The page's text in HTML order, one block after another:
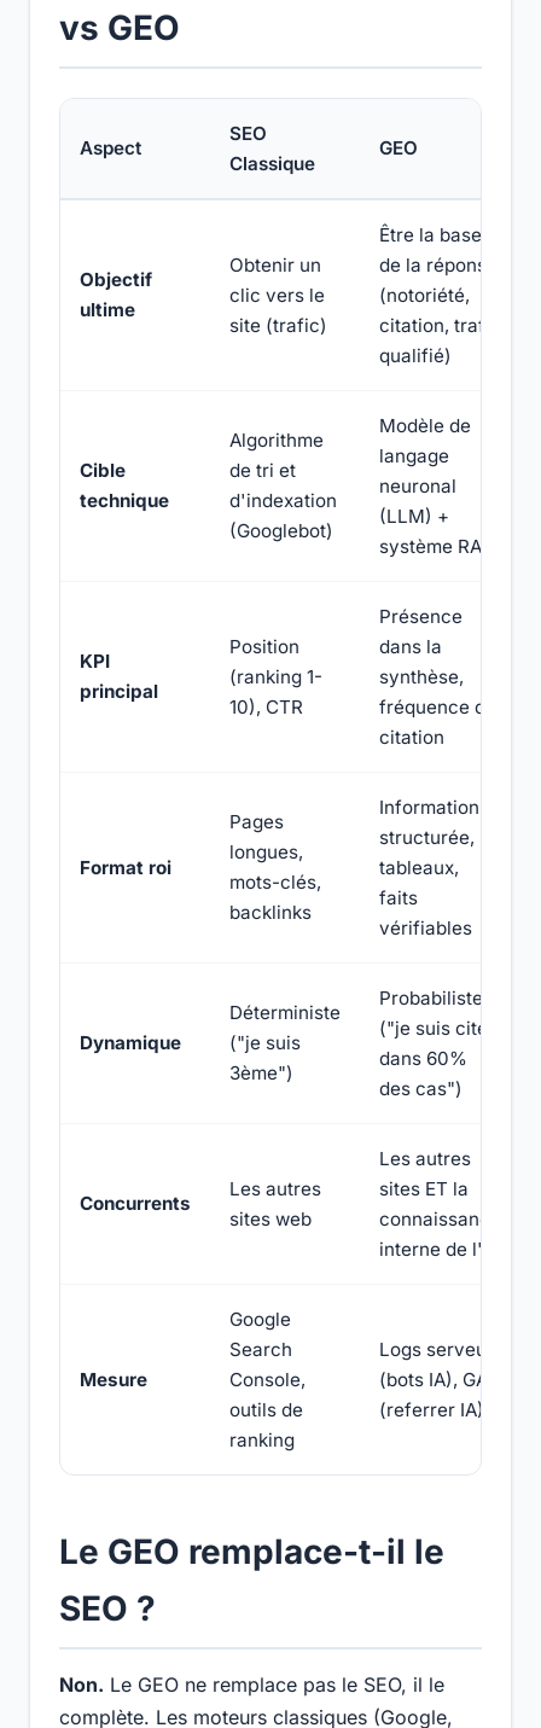
vs GEO
Aspect
SEO
Classique
GEO
Objectif
ultime
Obtenir un
clic vers le
site (trafic)
Être la base
de la réponse
(notoriété,
citation, trafic
qualifié)
Cible
technique
Algorithme
de tri et
d'indexation
(Googlebot)
Modèle de
langage
neuronal
(LLM) +
système RAG
KPI
principal
Position
(ranking 1-
10), CTR
Présence
dans la
synthèse,
fréquence de
citation
Format roi
Pages
longues,
mots-clés,
backlinks
Information
structurée,
tableaux,
faits
vérifiables
Dynamique
Déterministe
("je suis
3ème")
Probabiliste
("je suis cité
dans 60%
des cas")
Concurrents
Les autres
sites web
Les autres
sites ET la
connaissance
interne de l'IA
Mesure
Google
Search
Console,
outils de
ranking
Logs serveur
(bots IA), GA4
(referrer IA)
Le GEO remplace-t-il le
SEO ?
Non. Le GEO ne remplace pas le SEO, il le
complète. Les moteurs classiques (Google,